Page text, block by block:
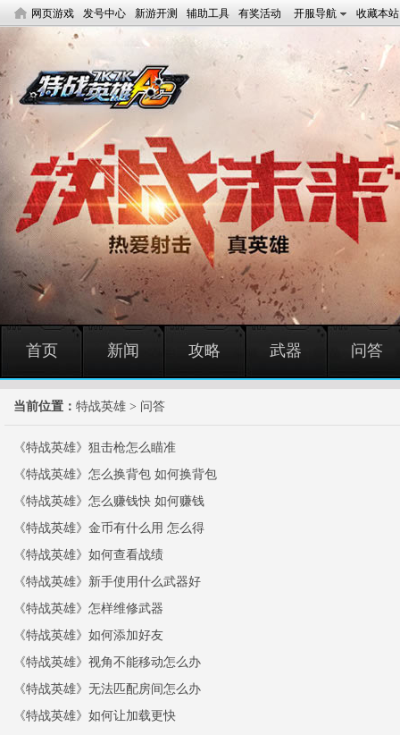
网页游戏 发号中心 新游开测 辅助工具 有奖活动 开服导航 收藏本站
首页 新闻 攻略 武器 问答
当前位置： 特战英雄 > 问答
《特战英雄》狙击枪怎么瞄准
《特战英雄》怎么换背包 如何换背包
《特战英雄》怎么赚钱快 如何赚钱
《特战英雄》金币有什么用 怎么得
《特战英雄》如何查看战绩
《特战英雄》新手使用什么武器好
《特战英雄》怎样维修武器
《特战英雄》如何添加好友
《特战英雄》视角不能移动怎么办
《特战英雄》无法匹配房间怎么办
《特战英雄》如何让加载更快